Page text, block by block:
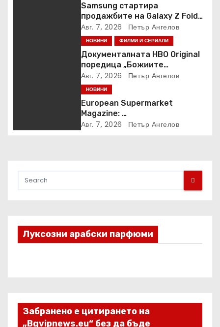
Samsung стартира
продажбите на Galaxy Z Fold8
Ultra, Fold8, Flip8, Watch Ultra2
и Watch9
Авг. 7, 2026 Петър Ангелов
НОВИНИ ФИЛМИ И СЕРИАЛИ
Документалната HBO Original
поредица „Божиите
чудовища“ дебютира в HBO
Max
Авг. 7, 2026 Петър Ангелов
НОВИНИ
European Supermarket
Magazine:
Български магазин е сред
Авг. 7, 2026 Петър Ангелов
Луксозни арабски парфюми
Забранено е цитирането на
„Bgvipnews.eu“ без да бъде